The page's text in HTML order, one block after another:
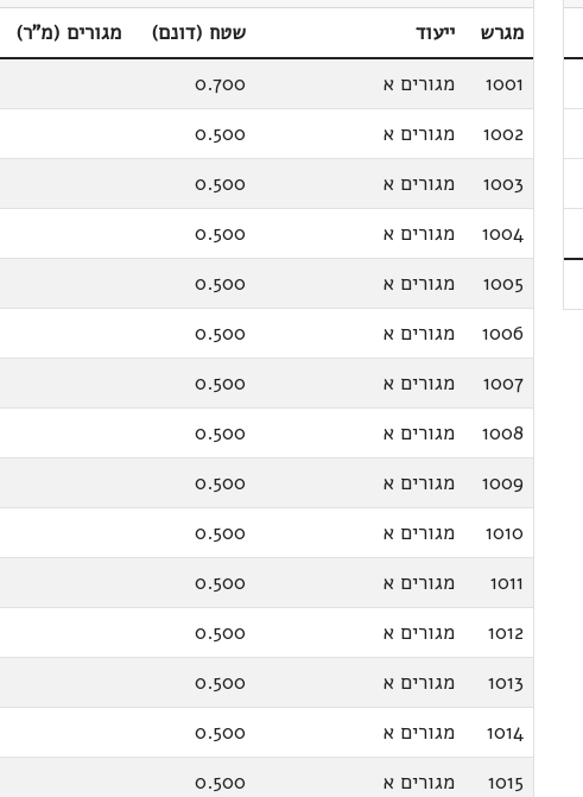
מגרש ייעוד שטח (דונם) מגורים (מ"ר)
1001
מגורים א
0.700
1002
מגורים א
0.500
1003
מגורים א
0.500
1004
מגורים א
0.500
1005
מגורים א
0.500
1006
מגורים א
0.500
1007
מגורים א
0.500
1008
מגורים א
0.500
1009
מגורים א
0.500
1010
מגורים א
0.500
1011
מגורים א
0.500
1012
מגורים א
0.500
1013
מגורים א
0.500
1014
מגורים א
0.500
1015
מגורים א
0.500